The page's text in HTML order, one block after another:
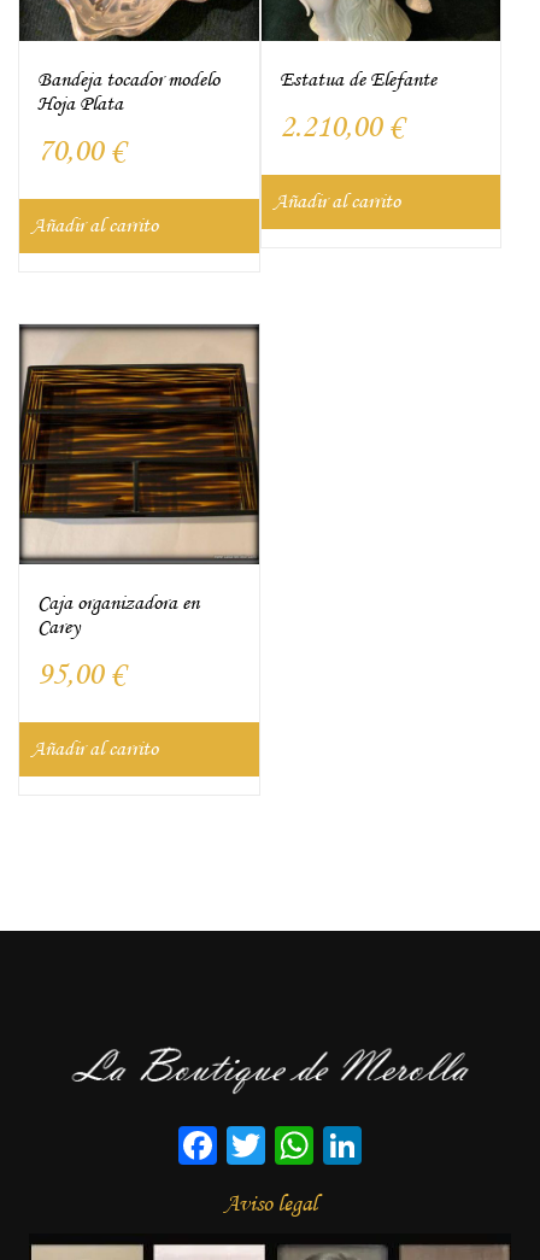
Bandeja tocador modelo
Hoja Plata
70,00 €
Añadir al carrito
Estatua de Elefante
2.210,00 €
Añadir al carrito
Caja organizadora en
Carey
95,00 €
Añadir al carrito
Facebook
TwitterWhatsApp
Aviso legal